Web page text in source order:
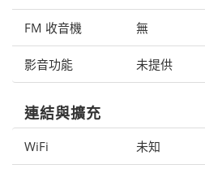
FM 收音機 無
影音功能 未提供
連結與擴充
WiFi 未知